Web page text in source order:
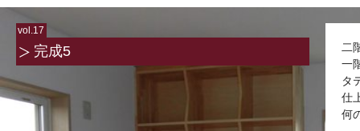
vol.17
完成5
二
一
タ
仕
何